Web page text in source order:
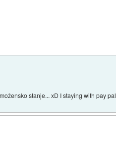
stanje... xD I staying with pay pal